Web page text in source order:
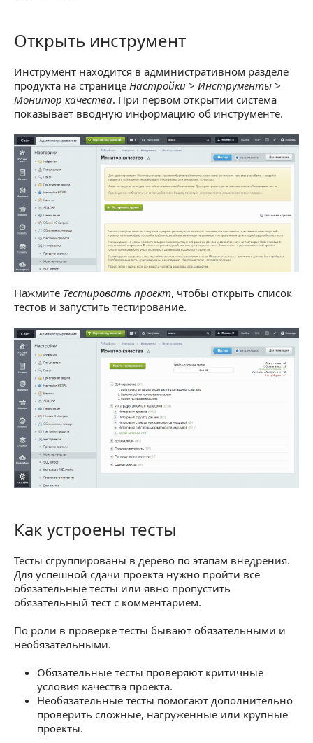
Открыть инструмент
Открыть инструмент
Инструмент находится в административном разделе
продукта на странице Настройки > Инструменты >
Монитор качества. При первом открытии система
показывает вводную информацию об инструменте.
Нажмите Тестировать проект, чтобы открыть список
тестов и запустить тестирование.
Как устроены тесты
Как устроены тесты
Тесты сгруппированы в дерево по этапам внедрения.
Для успешной сдачи проекта нужно пройти все
обязательные тесты или явно пропустить
обязательный тест с комментарием.
По роли в проверке тесты бывают обязательными и
необязательными.
Обязательные тесты проверяют критичные
условия качества проекта.
Необязательные тесты помогают дополнительно
проверить сложные, нагруженные или крупные
проекты.